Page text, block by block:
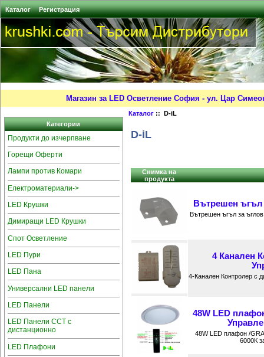
Каталог Регистрация
Магазин за LED Осветление София - ул. Цар
Категории
Продукти до изчерпване
Горещи Оферти
Лампи против Комари
Електроматериали->
LED Крушки
Димиращи LED Крушки
Спот Осветление
LED Пури
LED Пана
Универсални LED панели
LED Панели
LED Панели CCT с
дистанционно
LED Плафони
Каталог :: D-iL
D-iL
Снимка на
продукта
Вътрешен ъгъл
Вътрешен ъгъл за
4 Канален
4-Канален Контролер с
48W LED
48W LED плафон /
6000К